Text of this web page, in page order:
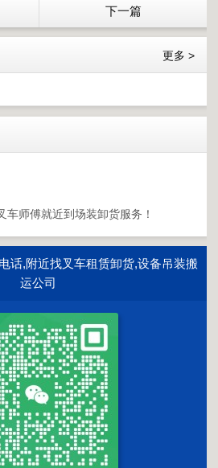
下一篇
更多 >
车师傅就近到场装卸货服务！
话,附近找叉车租赁卸货,设备吊装搬
运公司